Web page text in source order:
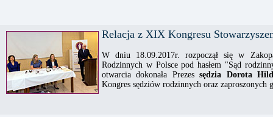
Relacja z XIX Kongresu
W dniu 18.09.2017r. rozpoczął się w
Rodzinnych w Polsce pod hasłem "Sąd
otwarcia dokonała Prezessędzia Dorota
Kongres sędziów rodzinnych oraz zaproszonych